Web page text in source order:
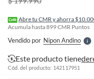
Abre tu CMR y ahorra
Acumula hasta899CMR Puntos
Vendido por Nipon AndinoS
l
l
Este producto tiene
Cód. del producto: 142117951